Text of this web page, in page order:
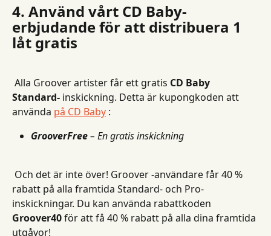
4. Använd vårt CD Baby-
erbjudande för att distribuera 1
låt gratis
Alla Groover artister får ett gratis CD Baby
Standard- inskickning. Detta är kupongkoden att
använda på CD Baby :
GrooverFree– En gratis inskickning
Och det är inte över! Groover -användare får 40 %
rabatt på alla framtida Standard- och Pro-
inskickningar. Du kan använda rabattkoden
Groover40 för att få 40 % rabatt på alla dina framtida
utgåvor!